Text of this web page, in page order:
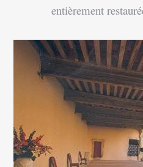
entièrement